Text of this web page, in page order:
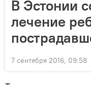
В Эстонии
лечение
7 сентября 2016, 09:58